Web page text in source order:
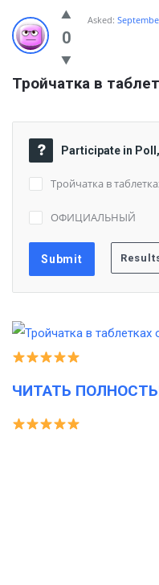
0
Asked:
Тройчатка в
Participate in
Тройчатка в
ОФИЦИАЛЬНЫЙ
ЧИТАТЬ